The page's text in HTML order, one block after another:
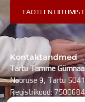
Kontaktandmed
Tartu Tamme
Nooruse 9, Tartu
Registrikood: